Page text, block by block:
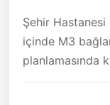
Şehir Hastanesi
içinde M3
planlamasında